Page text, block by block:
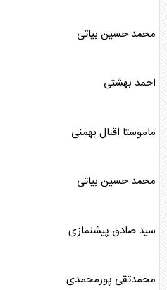
محمد حسین بیاتی
احمد بهشتی
ماموستا اقبال بهمنی
محمد حسین بیاتی
سید صادق پیشنمازی
محمدتقی پورمحمدی